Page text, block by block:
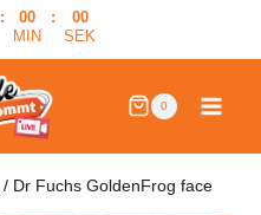
:
00
MIN
:
00
SEK
0
/ Dr Fuchs GoldenFrog face